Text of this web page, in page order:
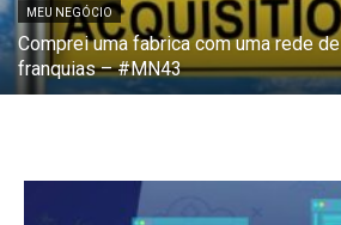
MEU NEGÓCIO
Comprei uma fabrica com uma rede de
franquias – #MN43